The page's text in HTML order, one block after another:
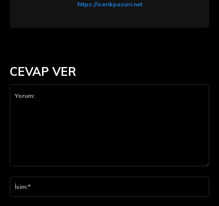
CEVAP VER
https://icerikpazari.net